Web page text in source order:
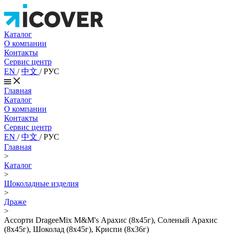
Каталог
О компании
Контакты
Сервис центр
EN /中文 /РУС
Главная
Каталог
О компании
Контакты
Сервис центр
EN /中文 /РУС
Главная
>
Каталог
>
Шоколадные изделия
>
Драже
>
Ассорти DrageeMix M&M's Арахис (8х45г), Соленый Арахис
(8х45г), Шоколад (8х45г), Криспи (8х36г)